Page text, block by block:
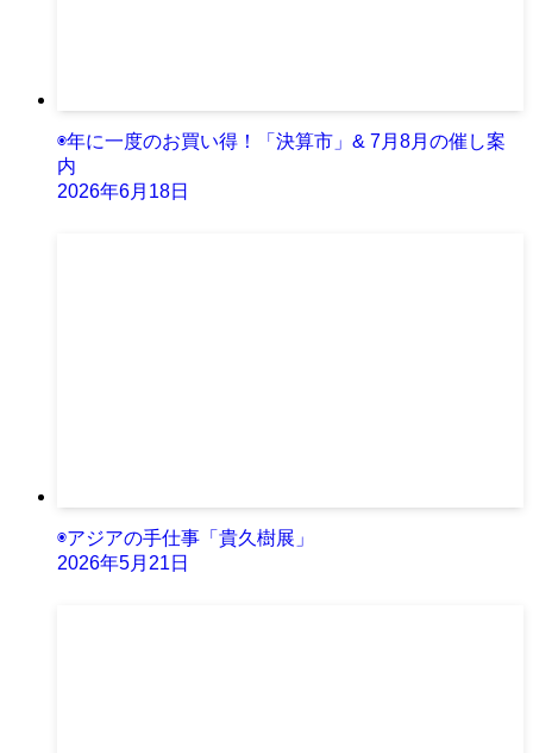
◉年に一度のお買い得！「決算市」& 7月8月の催し案
内
2026年6月18日
◉アジアの手仕事「貴久樹展」
2026年5月21日